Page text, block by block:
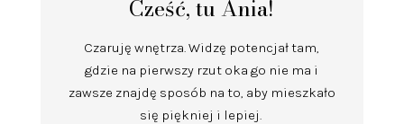
Cześć, tu Ania!
Czaruję wnętrza.Widzę potencjał tam,
gdzie na pierwszy rzut oka go nie ma i
zawsze znajdę sposób na to, aby mieszkało
się piękniej i lepiej.